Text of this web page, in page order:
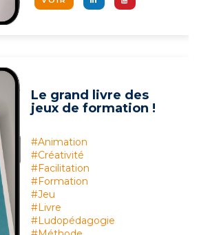
Le grand livre des
jeux de formation !
#Animation
#Créativité
#Facilitation
#Formation
#Jeu
#Livre
#Ludopédagogie